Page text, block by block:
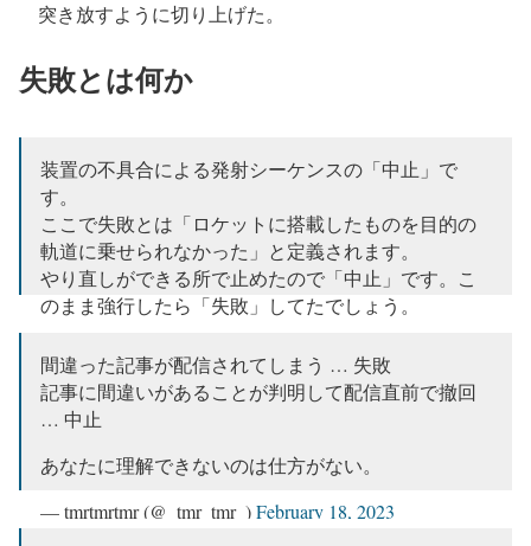
突き放すように切り上げた。
失敗とは何か
装置の不具合による発射シーケンスの「中止」で
す。
ここで失敗とは「ロケットに搭載したものを目的の
軌道に乗せられなかった」と定義されます。
やり直しができる所で止めたので「中止」です。こ
のまま強行したら「失敗」してたでしょう。
— 風のSILK (@PSO_SILK) February 18, 2023
間違った記事が配信されてしまう … 失敗
記事に間違いがあることが判明して配信直前で撤回
… 中止
あなたに理解できないのは仕方がない。
— tmrtmrtmr (@_tmr_tmr_)February 18, 2023